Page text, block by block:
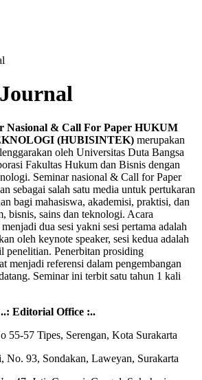
Nasional & Call For Paper HUKUM
(HUBISINTEK) merupakan
oleh Universitas Duta Bangsa
Fakultas Hukum dan Bisnis dengan
Seminar nasional & Call for Paper
sebagai salah satu media untuk pertukaran
bagi mahasiswa, akademisi, praktisi, dan
bisnis, sains dan teknologi. Acara
dua sesi yakni sesi pertama adalah
oleh keynote speaker, sesi kedua adalah
penelitian. Penerbitan prosiding
referensi dalam pengembangan
Seminar ini terbit satu tahun 1 kali
..: Editorial Office :..
55-57 Tipes, Serengan, Kota Surakarta
No. 93, Sondakan, Laweyan, Surakarta